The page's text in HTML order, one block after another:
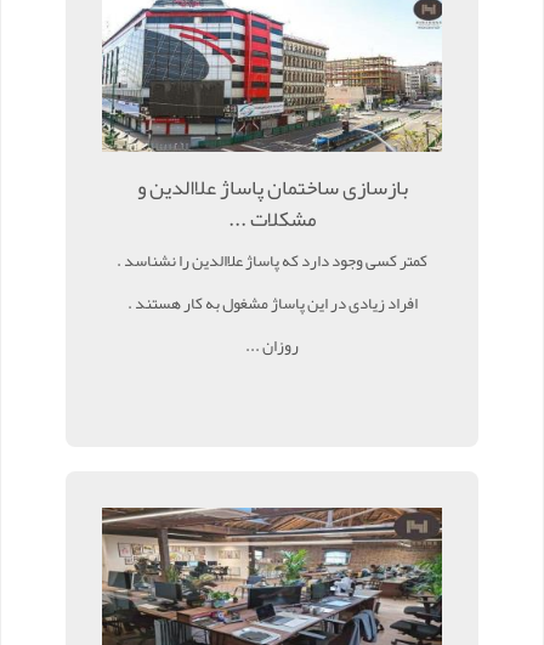
بازسازی ساختمان پاساژ علاالدین و
مشکلات ...
کمتر کسی وجود دارد که پاساژ علاالدین را نشناسد .
افراد زیادی در این پاساژ مشغول به کار هستند .
روزان ...